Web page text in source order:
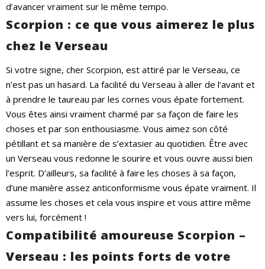
d’avancer vraiment sur le même tempo.
Scorpion : ce que vous aimerez le plus
chez le Verseau
Si votre signe, cher Scorpion, est attiré par le Verseau, ce
n’est pas un hasard. La facilité du Verseau à aller de l’avant et
à prendre le taureau par les cornes vous épate fortement.
Vous êtes ainsi vraiment charmé par sa façon de faire les
choses et par son enthousiasme. Vous aimez son côté
pétillant et sa manière de s’extasier au quotidien. Être avec
un Verseau vous redonne le sourire et vous ouvre aussi bien
l’esprit. D’ailleurs, sa facilité à faire les choses à sa façon,
d’une manière assez anticonformisme vous épate vraiment. Il
assume les choses et cela vous inspire et vous attire même
vers lui, forcément !
Compatibilité amoureuse Scorpion –
Verseau : les points forts de votre